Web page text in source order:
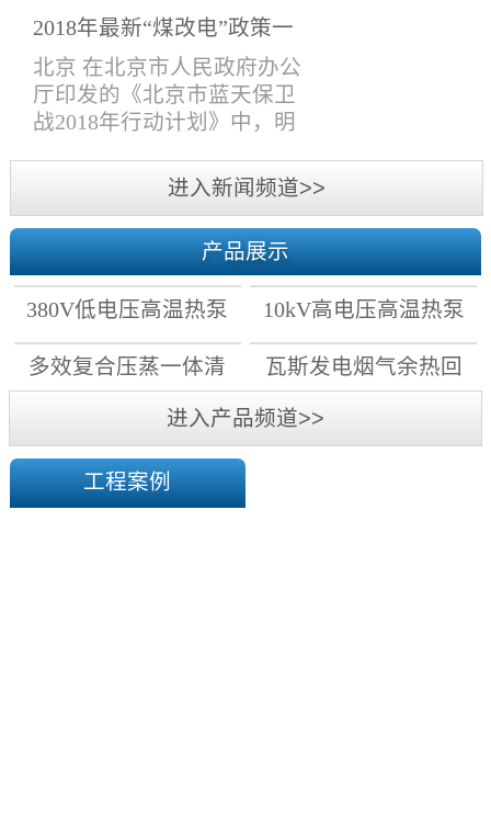
论。各部门人员分别对2018
年上半年工作做了系统的总
结和分...
将于近期印发。6月13日，李
上表示，蓝天保卫战是污染
防治攻坚战的重中之重，各
级政府要严格环境执法，确
保治污各项工作落实到位。
打好蓝天保卫战...
目标已完成，但空气质量形
势依然严峻，必须以最坚定
的决心、最严格的制度、最
有力的措施，进一步深入推
赢2018年蓝天保卫战。文件
提出：2018年10月底前，完
成清洁取暖改造任务。2018
年10月1日前，所有在用燃煤
锅炉排放大气污染物达到特
别排放限值标准。2018年10
2018年最新“煤改电”政策一
览
北京 在北京市人民政府办公
厅印发的《北京市蓝天保卫
战2018年行动计划》中，明
间。 天津 结合2018年采暖季
天然气供需形势，天津市发
展改革委会同市建委、市农
委、市环保局等部门制定了
我市2018至2019年居民冬季
清洁取暖工作计划：坚持“优
先用电”原则，大力实施“煤
改电”，能改尽改;对具备电
采暖条件的，“宜集中则集
中、宜分散则分散”，通过
蓄...
进入新闻频道>>
产品展示
380V低电压高温热泵
机组
10kV高电压高温热泵
机组
多效复合压蒸一体清
洁高效干燥系统
瓦斯发电烟气余热回
进入产品频道>>
工程案例